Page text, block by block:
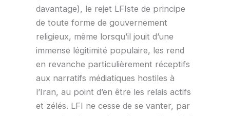
davantage), le rejet LFIste de principe
de toute forme de gouvernement
religieux, même lorsqu’il jouit d’une
immense légitimité populaire, les rend
en revanche particulièrement réceptifs
aux narratifs médiatiques hostiles à
l’Iran, au point d’en être les relais actifs
et zélés. LFI ne cesse de se vanter, par